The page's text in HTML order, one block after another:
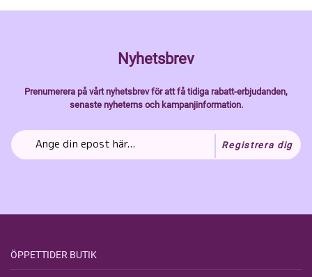
Nyhetsbrev
Prenumerera på vårt nyhetsbrev för att få tidiga rabatt-erbjudanden,
senaste nyheterns och kampanjinformation.
Registrera dig
ÖPPETTIDER BUTIK